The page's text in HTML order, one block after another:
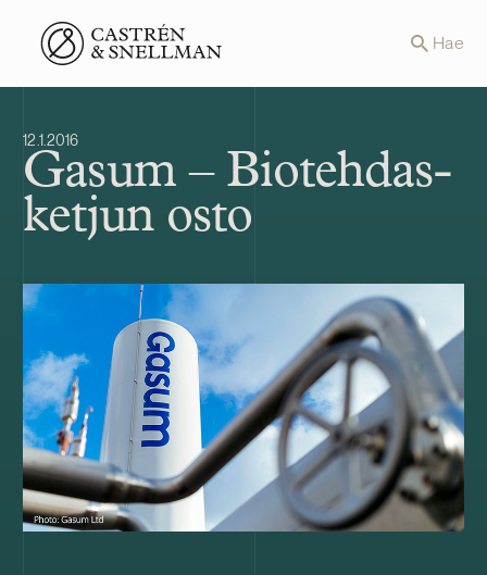
Front page Hae
12.1.2016
Gasum – Biotehdas-
ketjun osto